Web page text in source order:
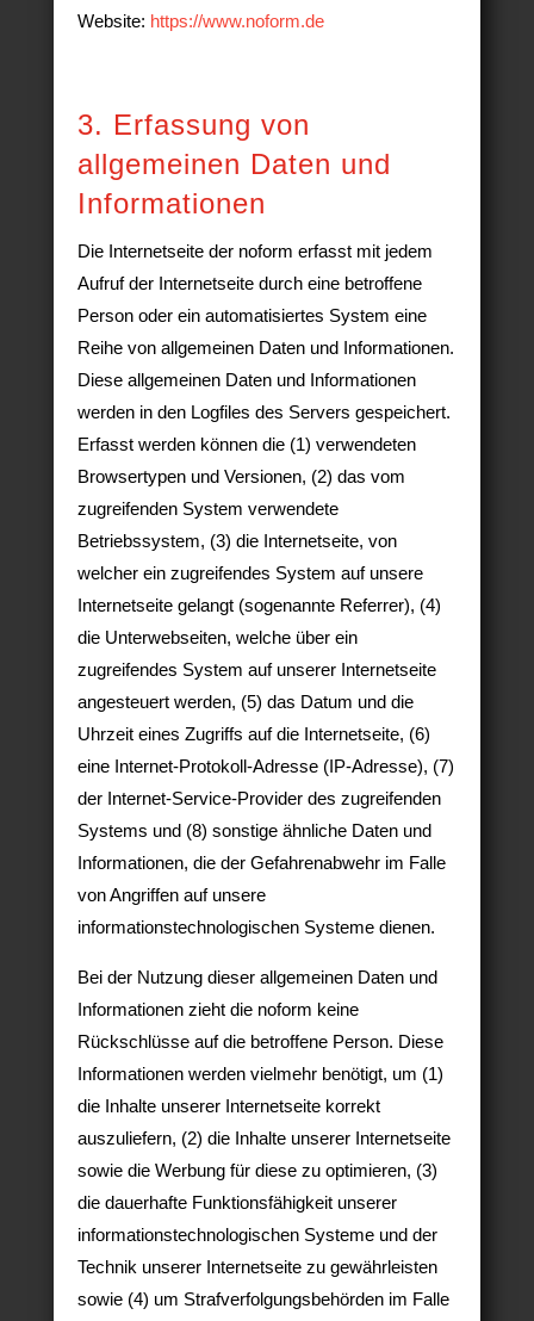
Website: https://www.noform.de
3. Erfassung von
allgemeinen Daten und
Informationen
Die Internetseite der noform erfasst mit jedem
Aufruf der Internetseite durch eine betroffene
Person oder ein automatisiertes System eine
Reihe von allgemeinen Daten und Informationen.
Diese allgemeinen Daten und Informationen
werden in den Logfiles des Servers gespeichert.
Erfasst werden können die (1) verwendeten
Browsertypen und Versionen, (2) das vom
zugreifenden System verwendete
Betriebssystem, (3) die Internetseite, von
welcher ein zugreifendes System auf unsere
Internetseite gelangt (sogenannte Referrer), (4)
die Unterwebseiten, welche über ein
zugreifendes System auf unserer Internetseite
angesteuert werden, (5) das Datum und die
Uhrzeit eines Zugriffs auf die Internetseite, (6)
eine Internet-Protokoll-Adresse (IP-Adresse), (7)
der Internet-Service-Provider des zugreifenden
Systems und (8) sonstige ähnliche Daten und
Informationen, die der Gefahrenabwehr im Falle
von Angriffen auf unsere
informationstechnologischen Systeme dienen.
Bei der Nutzung dieser allgemeinen Daten und
Informationen zieht die noform keine
Rückschlüsse auf die betroffene Person. Diese
Informationen werden vielmehr benötigt, um (1)
die Inhalte unserer Internetseite korrekt
auszuliefern, (2) die Inhalte unserer Internetseite
sowie die Werbung für diese zu optimieren, (3)
die dauerhafte Funktionsfähigkeit unserer
informationstechnologischen Systeme und der
Technik unserer Internetseite zu gewährleisten
sowie (4) um Strafverfolgungsbehörden im Falle